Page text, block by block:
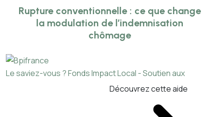
Rupture conventionnelle : ce que change
la modulation de l’indemnisation
chômage
Le saviez-vous ?Fonds Impact Local - Soutien aux
Découvrez cette aide